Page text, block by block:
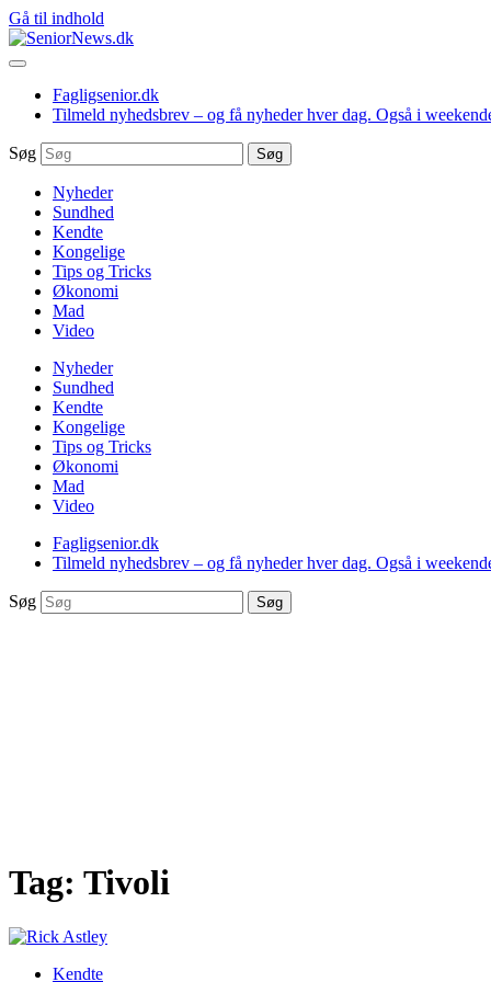
Gå til indhold
Fagligsenior.dk
Tilmeld nyhedsbrev – og få nyheder hver dag. Også i
Søg Søg
Nyheder
Sundhed
Kendte
Kongelige
Tips og Tricks
Økonomi
Mad
Video
Nyheder
Sundhed
Kendte
Kongelige
Tips og Tricks
Økonomi
Mad
Video
Fagligsenior.dk
Tilmeld nyhedsbrev – og få nyheder hver dag. Også i
Søg Søg
Tag: Tivoli
Kendte